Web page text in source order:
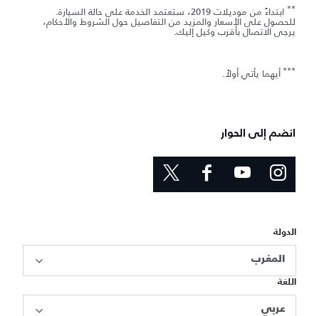
** ابتداءً من موديلات 2019، ستعتمد الخدمة على حالة السيارة.
للحصول على الأسعار والمزيد من التفاصيل حول الشروط والأحكام،
يرجى الاتصال بأقرب وكيل إليك.
*** أيهما يأتي أولاً.
انضم إلى الحوار
الدولة
المغرب
اللغة
عربي